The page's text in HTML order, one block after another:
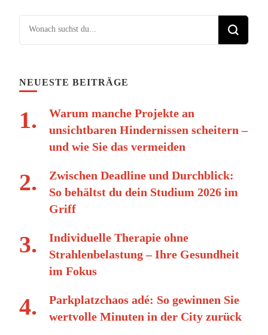
Suchst du nach etwas?
NEUESTE BEITRÄGE
Warum manche Projekte an
unsichtbaren Hindernissen scheitern –
und wie Sie das vermeiden
Zwischen Deadline und Durchblick:
So behältst du dein Studium 2026 im
Griff
Individuelle Therapie ohne
Strahlenbelastung – Ihre Gesundheit
im Fokus
Parkplatzchaos adé: So gewinnen Sie
wertvolle Minuten in der City zurück